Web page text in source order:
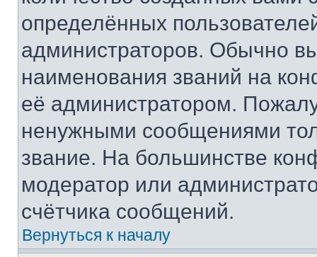
определённых
администраторов. Обычно
наименования званий на
её администратором.
ненужными сообщениями
звание. На большинстве
модератор или
счётчика сообщений.
Вернуться к началу